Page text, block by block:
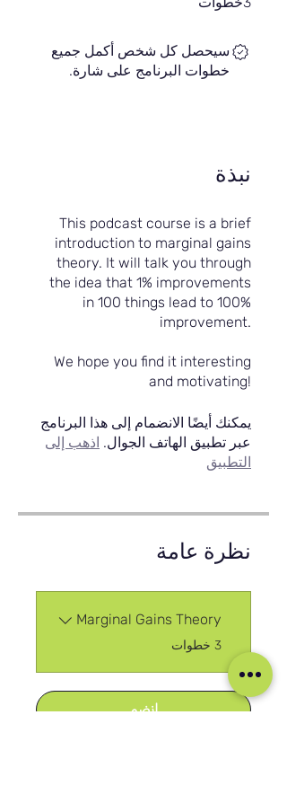
سيحصل كل شخص أكمل جميع
خطوات البرنامج على شارة.
نبذة
This podcast course is a brief
introduction to marginal gains
theory. It will talk you through
the idea that 1% improvements
in 100 things lead to 100%
improvement.
We hope you find it interesting
and motivating!
يمكنك أيضًا الانضمام إلى هذا البرنامج
عبر تطبيق الهاتف الجوال. اذهب إلى
التطبيق
نظرة عامة
Marginal Gains Theory
.
3 خطوات
انضم